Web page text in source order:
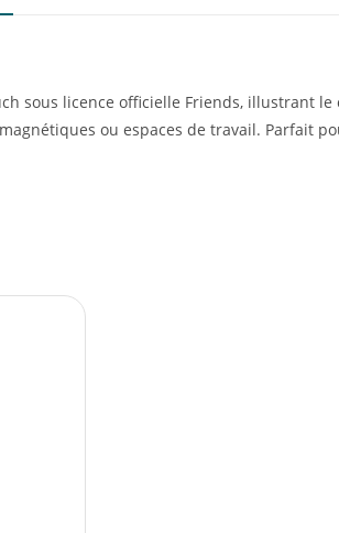
sous licence officielle Friends, illustrant
ou espaces de travail. Parfait